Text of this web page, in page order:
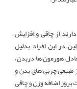
از چاقی و افزایش
در این افراد بدلیل
هورمون ها دربدن،
طبیعی چربی های بدن و
بروز اضافه وزن و چاقی